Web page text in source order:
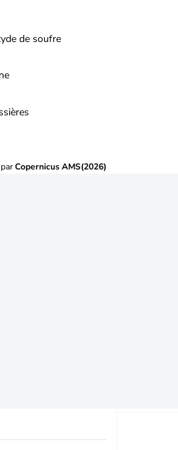
de soufre
Copernicus AMS(2026)